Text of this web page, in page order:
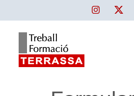
content
InstagramTwitter